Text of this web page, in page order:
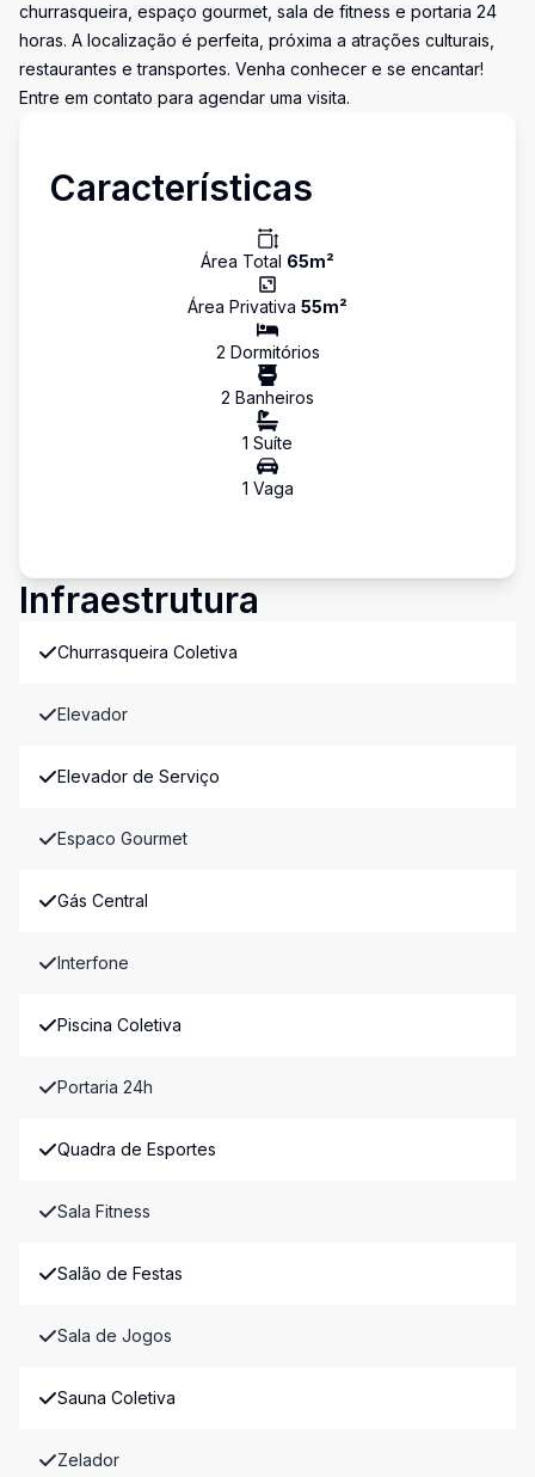
churrasqueira, espaço gourmet, sala de fitness e portaria 24
horas. A localização é perfeita, próxima a atrações culturais,
restaurantes e transportes. Venha conhecer e se encantar!
Entre em contato para agendar uma visita.
Características
Área Total 65m²
Área Privativa 55m²
2 Dormitórios
2 Banheiros
1 Suíte
1 Vaga
Infraestrutura
Churrasqueira Coletiva
Elevador
Elevador de Serviço
Espaco Gourmet
Gás Central
Interfone
Piscina Coletiva
Portaria 24h
Quadra de Esportes
Sala Fitness
Salão de Festas
Sala de Jogos
Sauna Coletiva
Zelador